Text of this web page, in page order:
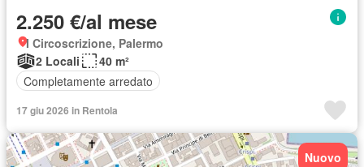
2.250 €/al mese
I Circoscrizione, Palermo
2 Locali
40 m²
Completamente arredato
17 giu 2026 in Rentola
Nuovo